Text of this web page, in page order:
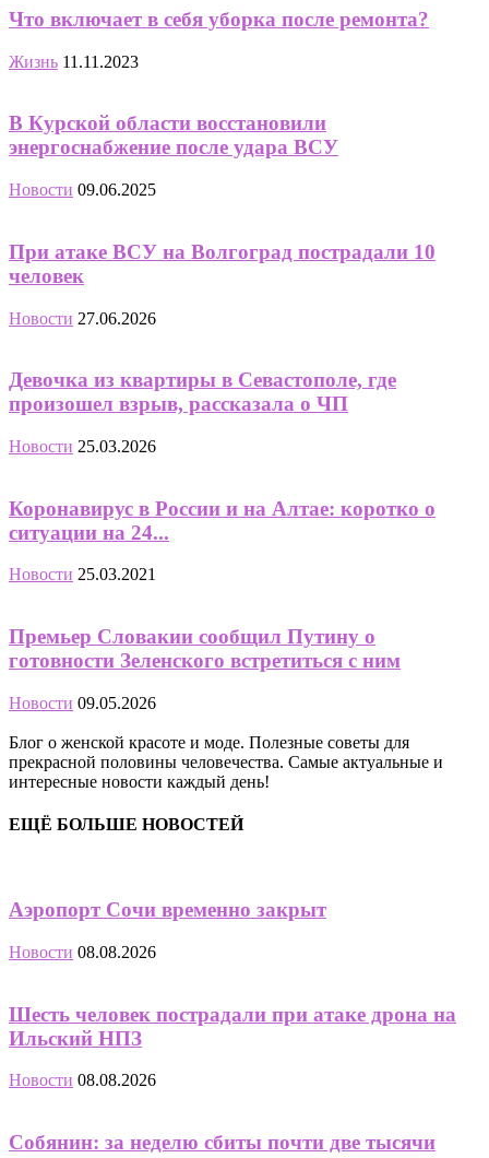
Что включает в себя уборка после ремонта?
Жизнь 11.11.2023
В Курской области восстановили
энергоснабжение после удара ВСУ
Новости 09.06.2025
При атаке ВСУ на Волгоград пострадали 10
человек
Новости 27.06.2026
Девочка из квартиры в Севастополе, где
произошел взрыв, рассказала о ЧП
Новости 25.03.2026
Коронавирус в России и на Алтае: коротко о
ситуации на 24...
Новости 25.03.2021
Премьер Словакии сообщил Путину о
готовности Зеленского встретиться с ним
Новости 09.05.2026
Блог о женской красоте и моде. Полезные советы для
прекрасной половины человечества. Самые актуальные и
интересные новости каждый день!
ЕЩЁ БОЛЬШЕ НОВОСТЕЙ
Аэропорт Сочи временно закрыт
Новости 08.08.2026
Шесть человек пострадали при атаке дрона на
Ильский НПЗ
Новости 08.08.2026
Собянин: за неделю сбиты почти две тысячи